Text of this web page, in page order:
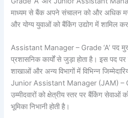
माध्यम से बैंक अपने संचालन को और अधिक
और योग्य युवाओं को बैंकिंग उद्योग में शामिल
Assistant Manager – Grade ‘A’ पद
प्रशासनिक कार्यों से जुड़ा होता है। इस पद पर
शाखाओं और अन्य विभागों में विभिन्न
Junior Assistant Manager (JAM) –
उम्मीदवारों को क्षेत्रीय स्तर पर बैंकिंग सेवाओं
भूमिका निभानी होती है।